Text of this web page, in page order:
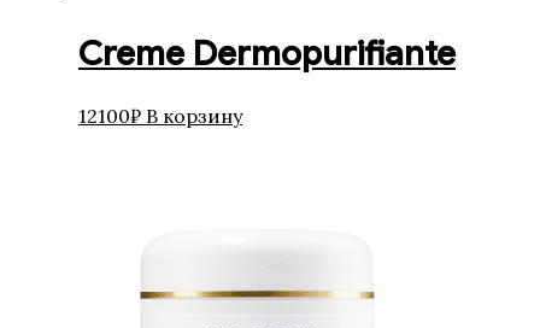
Creme Dermopurifiante
12100₽ В корзину